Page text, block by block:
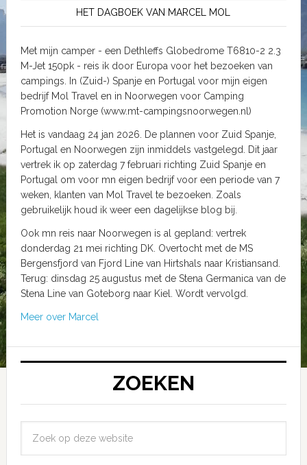
HET DAGBOEK VAN MARCEL MOL
Met mijn camper - een Dethleffs Globedrome T6810-2 2.3
M-Jet 150pk - reis ik door Europa voor het bezoeken van
campings. In (Zuid-) Spanje en Portugal voor mijn eigen
bedrijf Mol Travel en in Noorwegen voor Camping
Promotion Norge (www.mt-campingsnoorwegen.nl)
Het is vandaag 24 jan 2026. De plannen voor Zuid Spanje,
Portugal en Noorwegen zijn inmiddels vastgelegd. Dit jaar
vertrek ik op zaterdag 7 februari richting Zuid Spanje en
Portugal om voor mn eigen bedrijf voor een periode van 7
weken, klanten van Mol Travel te bezoeken. Zoals
gebruikelijk houd ik weer een dagelijkse blog bij.
Ook mn reis naar Noorwegen is al gepland: vertrek
donderdag 21 mei richting DK. Overtocht met de MS
Bergensfjord van Fjord Line van Hirtshals naar Kristiansand.
Terug: dinsdag 25 augustus met de Stena Germanica van de
Stena Line van Goteborg naar Kiel. Wordt vervolgd.
Meer over Marcel
ZOEKEN